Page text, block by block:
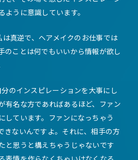
ように意識しています。
は真逆で、ヘアメイクのお仕事では
のことは何でもいいから情報が欲し
のインスピレーションを大事にし
有名な方であればあるほど、ファン
しています。ファンになっちゃう
きないんですよ。それに、相手の方
と思うと構えちゃうじゃないです